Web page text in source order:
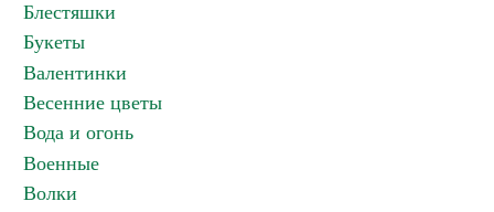
Блестяшки
Букеты
Валентинки
Весенние цветы
Вода и огонь
Военные
Волки